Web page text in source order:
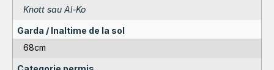
Knott sau Al-Ko
Garda / Inaltime de la sol
68cm